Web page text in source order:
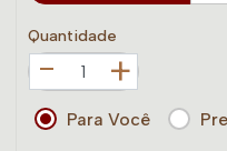
Quantidade
+
Para Você